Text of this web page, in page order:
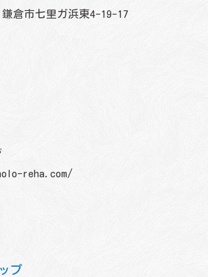
倉市七里ガ浜東4-19-17
reha.com/
プ